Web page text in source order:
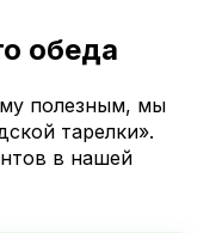
обеда
полезным, мы
тарелки».
в нашей